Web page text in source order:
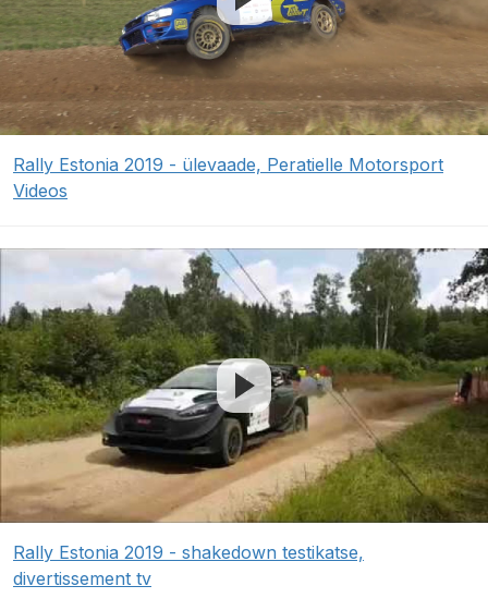
Rally Estonia 2019 - ülevaade, Peratielle Motorsport
Videos
Rally Estonia 2019 - shakedown testikatse,
divertissement tv